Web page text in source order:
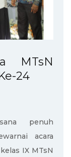
MTsN
24
penuh
acara
IX MTsN